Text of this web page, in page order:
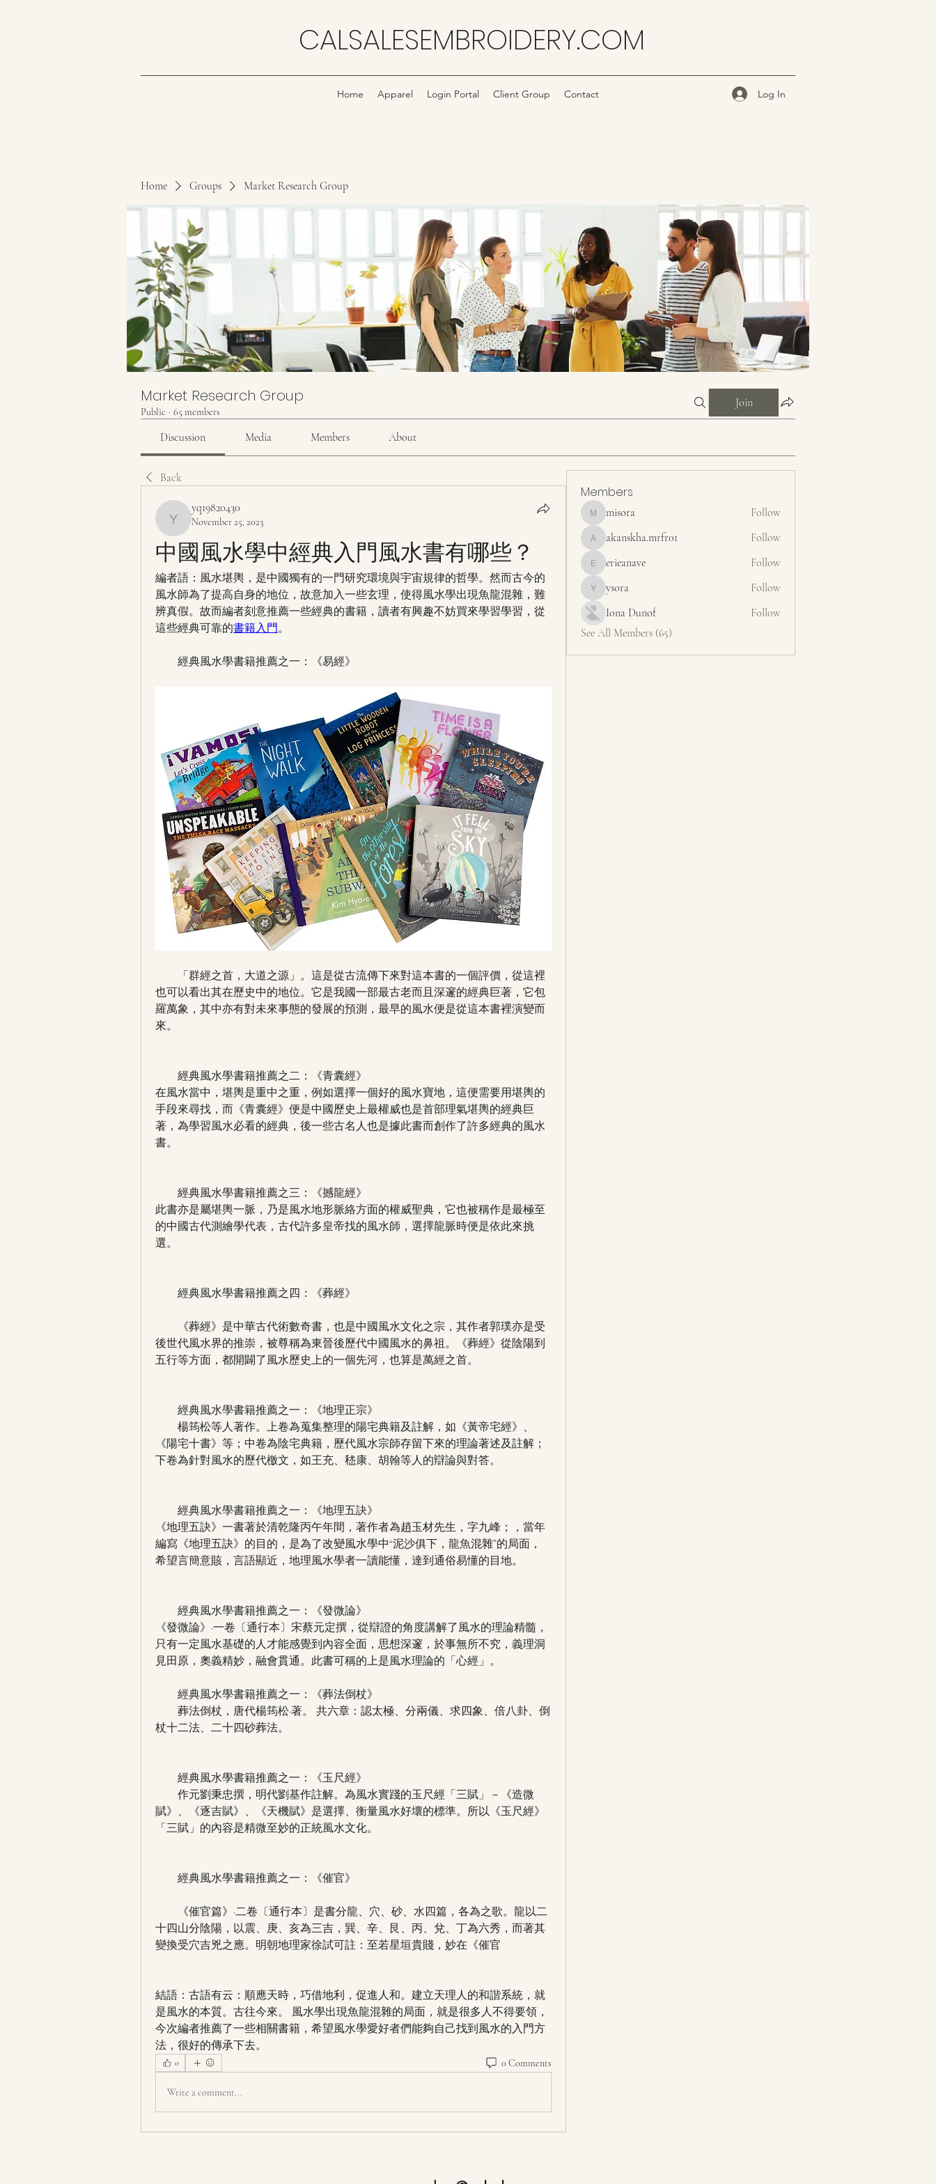
CALSALESEMBROIDERY.COM
Home Apparel Login Portal Client Group Contact Log In
Home Groups Market Research Group
Market Research Group
Public · 65 members
Join
Discussion Media Members About
Back
yq19820430
yq19820430
November 25, 2023
中國風水學中經典入門風水書有哪些？
編者語：風水堪輿，是中國獨有的一門研究環境與宇宙規律的哲學。然而古今的
風水師為了提高自身的地位，故意加入一些玄理，使得風水學出現魚龍混雜，難
辨真假。故而編者刻意推薦一些經典的書籍，讀者有興趣不妨買來學習學習，從
這些經典可靠的書籍入門。
經典風水學書籍推薦之一：《易經》
「群經之首，大道之源」。這是從古流傳下來對這本書的一個評價，從這裡
也可以看出其在歷史中的地位。它是我國一部最古老而且深邃的經典巨著，它包
羅萬象，其中亦有對未來事態的發展的預測，最早的風水便是從這本書裡演變而
來。
經典風水學書籍推薦之二：《青囊經》
在風水當中，堪輿是重中之重，例如選擇一個好的風水寶地，這便需要用堪輿的
手段來尋找，而《青囊經》便是中國歷史上最權威也是首部理氣堪輿的經典巨
著，為學習風水必看的經典，後一些古名人也是據此書而創作了許多經典的風水
書。
經典風水學書籍推薦之三：《撼龍經》
此書亦是屬堪輿一脈，乃是風水地形脈絡方面的權威聖典，它也被稱作是最極至
的中國古代測繪學代表，古代許多皇帝找的風水師，選擇龍脈時便是依此來挑
選。
經典風水學書籍推薦之四：《葬經》
《葬經》是中華古代術數奇書，也是中國風水文化之宗，其作者郭璞亦是受
後世代風水界的推崇，被尊稱為東晉後歷代中國風水的鼻祖。《葬經》從陰陽到
五行等方面，都開闢了風水歷史上的一個先河，也算是萬經之首。
經典風水學書籍推薦之一：《地理正宗》
楊筠松等人著作。上卷為蒐集整理的陽宅典籍及註解，如《黃帝宅經》、
《陽宅十書》等；中卷為陰宅典籍，歷代風水宗師存留下來的理論著述及註解；
下卷為針對風水的歷代檄文，如王充、嵇康、胡翰等人的辯論與對答。
經典風水學書籍推薦之一：《地理五訣》
《地理五訣》一書著於清乾隆丙午年間，著作者為趙玉材先生，字九峰；，當年
編寫《地理五訣》的目的，是為了改變風水學中“泥沙俱下，龍魚混雜”的局面，
希望言簡意賅，言語顯近，地理風水學者一讀能懂，達到通俗易懂的目地。
經典風水學書籍推薦之一：《發微論》
《發微論》·一卷〔通行本〕宋蔡元定撰，從辯證的角度講解了風水的理論精髓，
只有一定風水基礎的人才能感覺到內容全面，思想深邃，於事無所不究，義理洞
見田原，奧義精妙，融會貫通。此書可稱的上是風水理論的「心經」。
經典風水學書籍推薦之一：《葬法倒杖》
葬法倒杖，唐代楊筠松·著。 共六章：認太極、分兩儀、求四象、倍八卦、倒
杖十二法、二十四砂葬法。
經典風水學書籍推薦之一：《玉尺經》
作元劉秉忠撰，明代劉基作註解。為風水實踐的玉尺經「三賦」－《造微
賦》、《逐吉賦》、《天機賦》是選擇、衡量風水好壞的標準。所以《玉尺經》
「三賦」的內容是精微至妙的正統風水文化。
經典風水學書籍推薦之一：《催官》
《催官篇》·二卷〔通行本〕是書分龍、穴、砂、水四篇，各為之歌。龍以二
十四山分陰陽，以震、庚、亥為三吉，巽、辛、艮、丙、兌、丁為六秀，而著其
變換受穴吉兇之應。明朝地理家徐試可註：至若星垣貴賤，妙在《催官
結語：古語有云：順應天時，巧借地利，促進人和。建立天理人的和諧系統，就
是風水的本質。古往今來。 風水學出現魚龍混雜的局面，就是很多人不得要領，
今次編者推薦了一些相關書籍，希望風水學愛好者們能夠自己找到風水的入門方
法，很好的傳承下去。
0 0 Comments
Write a comment...
Members
misora
misora Follow
akanskha.mrfr01
akanskha.mrfr01 Follow
erieanave
erieanave Follow
ysora
ysora
Follow
Iona Dunof
Follow
See All Members (65)